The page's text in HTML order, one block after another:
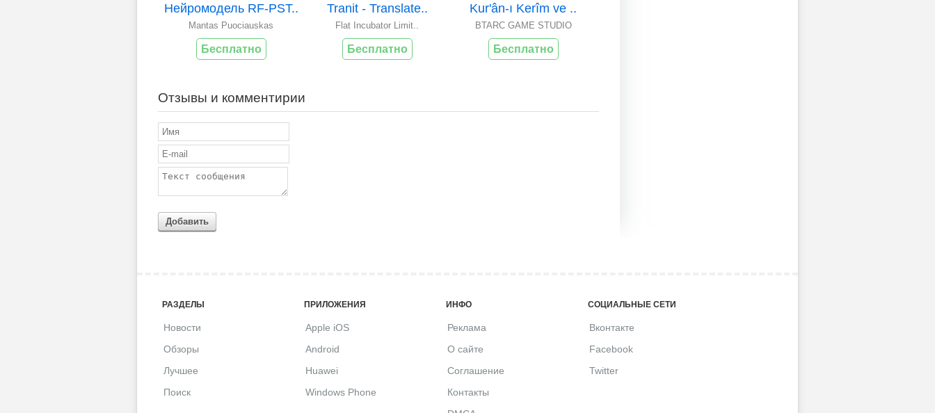
Нейромодель RF-PST..
Mantas Puociauskas
Бесплатно
Tranit - Translate..
Flat Incubator Limit..
Бесплатно
Kur'ân-ı Kerîm ve ..
BTARC GAME STUDIO
Бесплатно
Отзывы и комментирии
Добавить
РАЗДЕЛЫ
Новости
Обзоры
Лучшее
Поиск
ПРИЛОЖЕНИЯ
Apple iOS
Android
Huawei
Windows Phone
ИНФО
Реклама
О сайте
Соглашение
Контакты
СОЦИАЛЬНЫЕ СЕТИ
Вконтакте
Facebook
Twitter